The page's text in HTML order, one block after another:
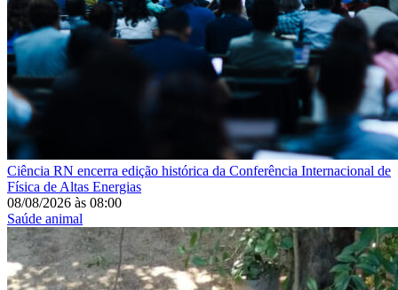
Ciência RN encerra edição histórica da Conferência Internacional de
Física de Altas Energias
08/08/2026 às 08:00
Saúde animal